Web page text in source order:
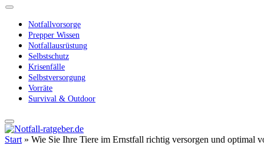
Notfallvorsorge
Prepper Wissen
Notfallausrüstung
Selbstschutz
Krisenfälle
Selbstversorgung
Vorräte
Survival & Outdoor
Start » Wie Sie Ihre Tiere im Ernstfall richtig versorgen und optimal